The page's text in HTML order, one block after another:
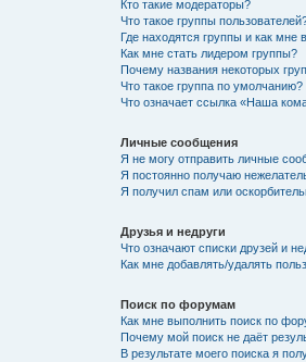
Кто такие модераторы?
Что такое группы
Где находятся группы и как мне
Как мне стать лидером группы?
Почему названия некоторых
Что такое группа по умолчанию?
Что означает ссылка «Наша
Личные сообщения
Я не могу отправить личные
Я постоянно получаю
Я получил спам или
Друзья и недруги
Что означают списки друзей и
Как мне добавлять/удалять
Поиск по форумам
Как мне выполнить поиск по
Почему мой поиск не даёт
В результате моего поиска я